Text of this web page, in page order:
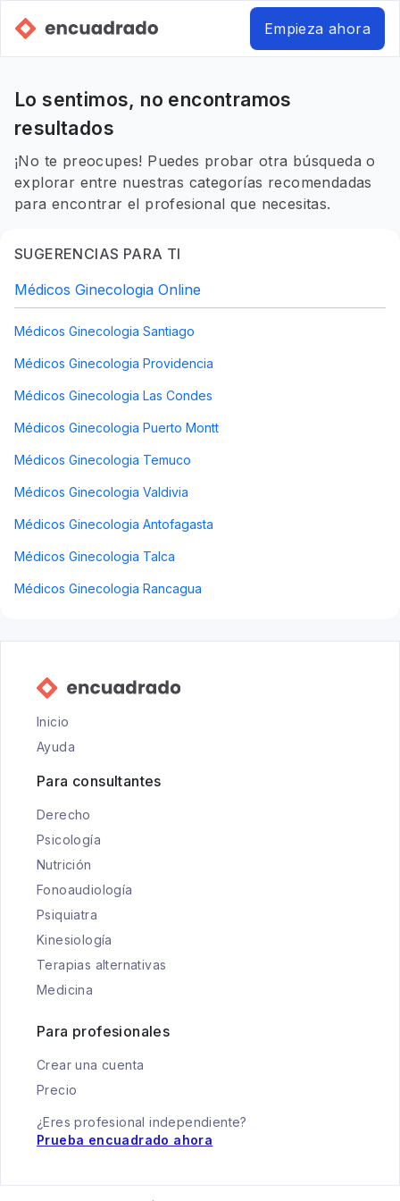
Empieza ahora
Lo sentimos, no encontramos
resultados
¡No te preocupes! Puedes probar otra búsqueda o
explorar entre nuestras categorías recomendadas
para encontrar el profesional que necesitas.
SUGERENCIAS PARA TI
Médicos Ginecologia Online
Médicos Ginecologia Santiago
Médicos Ginecologia Providencia
Médicos Ginecologia Las Condes
Médicos Ginecologia Puerto Montt
Médicos Ginecologia Temuco
Médicos Ginecologia Valdivia
Médicos Ginecologia Antofagasta
Médicos Ginecologia Talca
Médicos Ginecologia Rancagua
Inicio
Ayuda
Para consultantes
Derecho
Psicología
Nutrición
Fonoaudiología
Psiquiatra
Kinesiología
Terapias alternativas
Medicina
Para profesionales
Crear una cuenta
Precio
¿Eres profesional independiente?
Prueba encuadrado ahora